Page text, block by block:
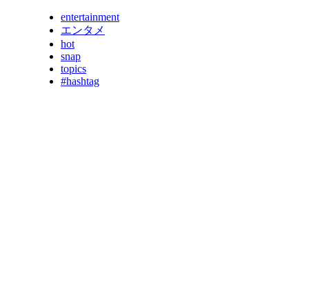
entertainment
エンタメ
hot
snap
topics
#hashtag